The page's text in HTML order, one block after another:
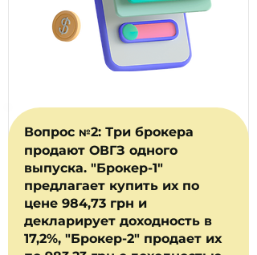
Вопрос №2: Три брокера
продают ОВГЗ одного
выпуска. "Брокер-1"
предлагает купить их по
цене 984,73 грн и
декларирует доходность в
17,2%, "Брокер-2" продает их